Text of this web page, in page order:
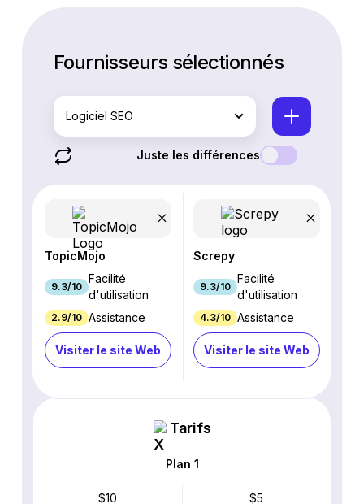
Fournisseurs sélectionnés
Logiciel SEO
Juste les différences
TopicMojo
9.3/10
Facilité
d'utilisation
2.9/10 Assistance
Visiter le site Web
Screpy
9.3/10
Facilité
d'utilisation
4.3/10 Assistance
Visiter le site Web
Tarifs
Plan 1
$10 $5